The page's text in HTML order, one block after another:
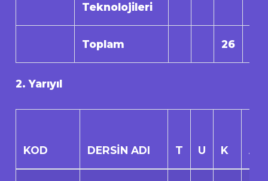
Teknolojileri
Toplam 26
2. Yarıyıl
KOD DERSİN ADI T U K